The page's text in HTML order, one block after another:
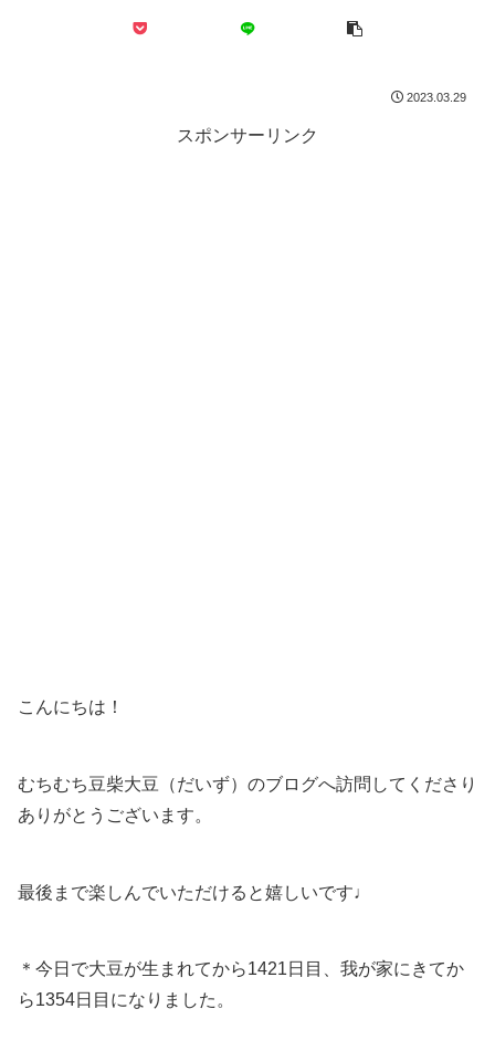
2023.03.29
スポンサーリンク
こんにちは！
むちむち豆柴大豆（だいず）のブログへ訪問してくださり
ありがとうございます。
最後まで楽しんでいただけると嬉しいです♩
＊今日で大豆が生まれてから1421日目、我が家にきてか
ら1354日目になりました。